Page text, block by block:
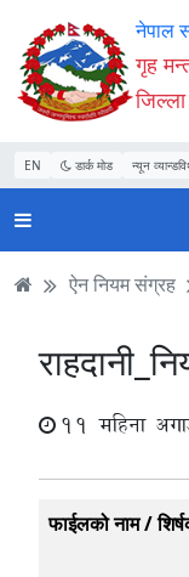
Accessibility
Mode
सुरु
गर्नुहोस्
सामाग्री
पढ्नुहाेस्
नेभिगेसन
पढ्नुहाेस्
वेबसाइट
खोजमा
जानुहोस्
नेपाल
गृह
EN डार्क मोड न्यून
ऐन नियम संग्रह
11 महिना
फाईलको नाम /